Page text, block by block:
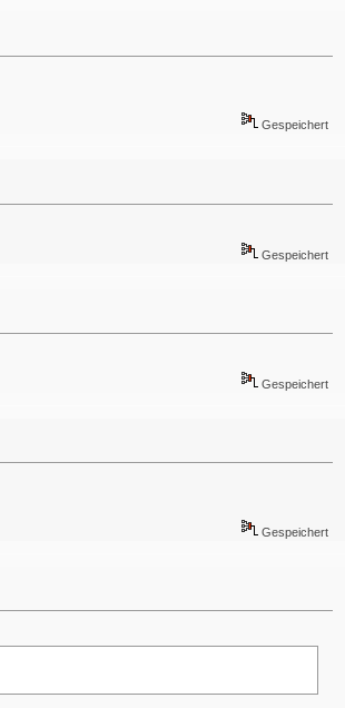
Gespeichert
Gespeichert
Gespeichert
Gespeichert